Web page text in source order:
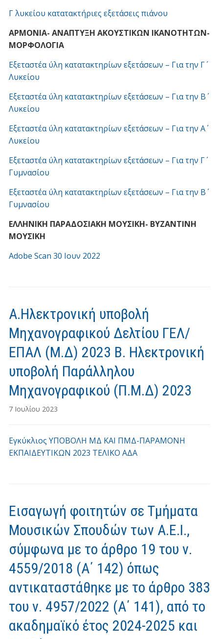
Γ λυκείου κατατακτήριες εξετάσεις πιάνου
ΑΡΜΟΝΙΑ- ΑΝΑΠΤΥΞΗ ΑΚΟΥΣΤΙΚΩΝ ΙΚΑΝΟΤΗΤΩΝ-
ΜΟΡΦΟΛΟΓΙΑ
Εξεταστέα ύλη κατατακτηρίων εξετάσεων – Για την Γ΄
Λυκείου
Εξεταστέα ύλη κατατακτηρίων εξετάσεων – Για την Β΄
Λυκείου
Εξεταστέα ύλη κατατακτηρίων εξετάσεων – Για την Α΄
Λυκείου
Εξεταστέα ύλη κατατακτηρίων εξετάσεων – Για την Γ΄
Γυμνασίου
Εξεταστέα ύλη κατατακτηρίων εξετάσεων – Για την Β΄
Γυμνασίου
ΕΛΛΗΝΙΚΗ ΠΑΡΑΔΟΣΙΑΚΗ ΜΟΥΣΙΚΗ- ΒΥΖΑΝΤΙΝΗ
ΜΟΥΣΙΚΗ
Adobe Scan 30 Ιουν 2022
Α.Ηλεκτρονική υποβολή
Μηχανογραφικού Δελτίου ΓΕΛ/
ΕΠΑΛ (Μ.Δ) 2023 Β. Ηλεκτρονική
υποβολή Παράλληλου
Μηχανογραφικού (Π.Μ.Δ) 2023
7 Ιουλίου 2023
Εγκύκλιος ΥΠΟΒΟΛΗ ΜΔ ΚΑΙ ΠΜΔ-ΠΑΡΑΜΟΝΗ
ΕΚΠΑΙΔΕΥΤΙΚΩΝ 2023 ΤΕΛΙΚΟ ΑΔΑ
Εισαγωγή φοιτητών σε Τμήματα
Μουσικών Σπουδών των Α.Ε.Ι.,
σύμφωνα με το άρθρο 19 του ν.
4559/2018 (Α΄ 142) όπως
αντικαταστάθηκε με το άρθρο 383
του ν. 4957/2022 (Α΄ 141), από το
ακαδημαϊκό έτος 2024-2025 και